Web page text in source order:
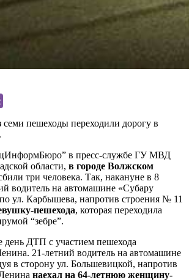
семи пешеходы переходили дорогу в
в пресс-службе ГУ МВД
области, в городе Волжском
три человека. Так, накануне в 8
водитель на автомашине «Субару
ул. Карбышева, напротив строения № 11
пешехода, которая переходила
“зебре”.
день ДТП с участием пешехода
21-летний водитель на автомашине
в сторону ул. Большевицкой, напротив
наехал на 64-летнюю женщину-